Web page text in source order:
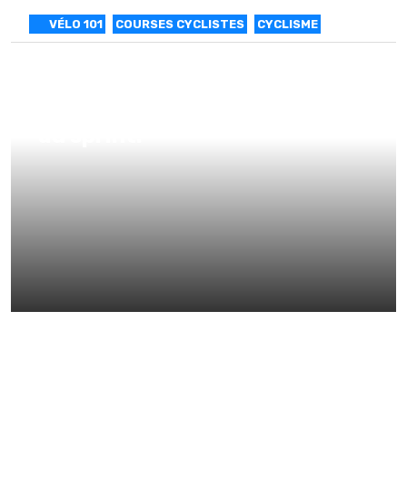
VÉLO 101 COURSES CYCLISTES CYCLISME